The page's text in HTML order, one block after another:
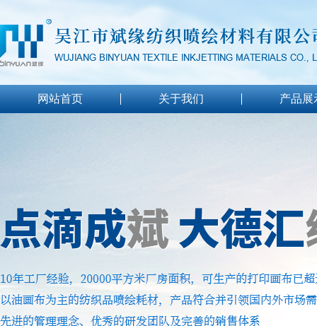
网站首页 关于我们 产品展